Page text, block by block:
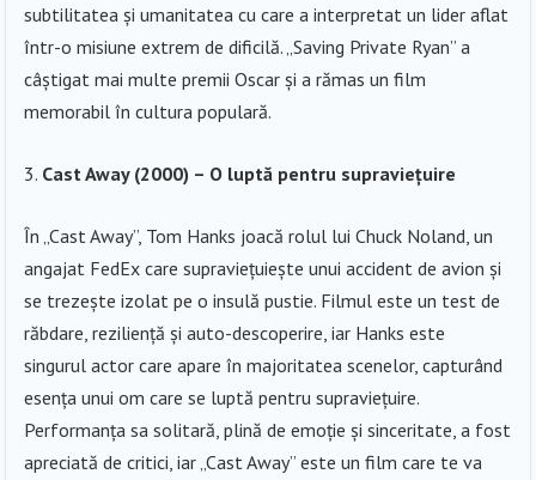
subtilitatea și umanitatea cu care a interpretat un lider aflat
într-o misiune extrem de dificilă. „Saving Private Ryan” a
câștigat mai multe premii Oscar și a rămas un film
memorabil în cultura populară.
Cast Away (2000) – O luptă pentru supraviețuire
În „Cast Away”, Tom Hanks joacă rolul lui Chuck Noland, un
angajat FedEx care supraviețuiește unui accident de avion și
se trezește izolat pe o insulă pustie. Filmul este un test de
răbdare, reziliență și auto-descoperire, iar Hanks este
singurul actor care apare în majoritatea scenelor, capturând
esența unui om care se luptă pentru supraviețuire.
Performanța sa solitară, plină de emoție și sinceritate, a fost
apreciată de critici, iar „Cast Away” este un film care te va